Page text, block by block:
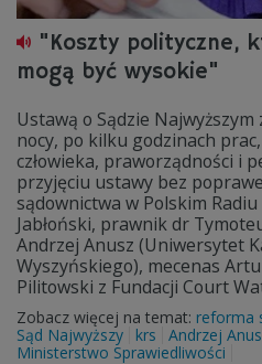
"Koszty polityczne,
mogą być wysokie"
Ustawą o Sądzie
nocy, po kilku godzinach
człowieka, praworządności i
przyjęciu ustawy bez
sądownictwa w Polskim Radiu
Jabłoński, prawnik dr
Andrzej Anusz (Uniwersytet
Wyszyńskiego), mecenas
Pilitowski z Fundacji Court
Zobacz więcej na temat: reforma
Sąd Najwyższy
krs Andrzej
Ministerstwo Sprawiedliwości